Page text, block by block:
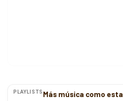
PLAYLISTS Más música como esta